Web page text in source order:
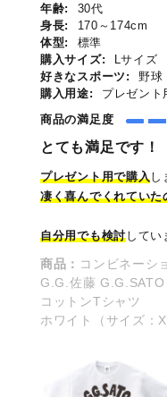
年齢:
30代
身長:
170～174cm
体型:
標準
購入サイズ:
Lサイズ
好きなスポーツ:
野球
購入用途:
プレゼント
商品の満足度
とても満足です！
プレゼント用で購入し
凄く喜んでくれていた
自分用でも検討してい
商品： コンビネーシ
G.G.佐藤 G.G.SATO
コットンTシャツ
ホワイト（サイズ：